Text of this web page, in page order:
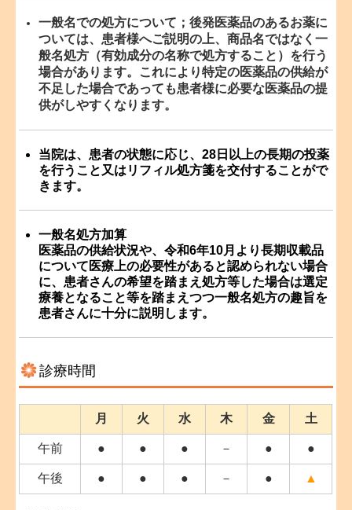
一般名での処方について；後発医薬品のあるお薬に
ついては、患者様へご説明の上、商品名ではなく一
般名処方（有効成分の名称で処方すること）を行う
場合があります。これにより特定の医薬品の供給が
不足した場合であっても患者様に必要な医薬品の提
供がしやすくなります。
当院は、患者の状態に応じ、28日以上の長期の投薬
を行うこと又はリフィル処方箋を交付することがで
きます。
一般名処方加算
医薬品の供給状況や、令和6年10月より長期収載品
について医療上の必要性があると認められない場合
に、患者さんの希望を踏まえ処方等した場合は選定
療養となること等を踏まえつつ一般名処方の趣旨を
患者さんに十分に説明します。
診療時間
月 火 水 木 金 土
午前 ● ● ● － ● ●
午後 ● ● ● － ● ▲